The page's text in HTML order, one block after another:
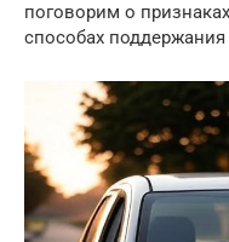
поговорим о
способах